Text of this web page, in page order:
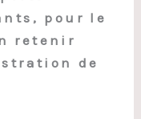
pour le
retenir
de